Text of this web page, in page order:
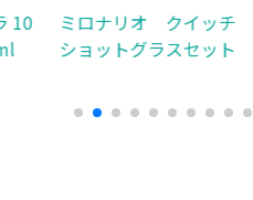
10
ミロナリオ クイッチ
ショットグラスセット